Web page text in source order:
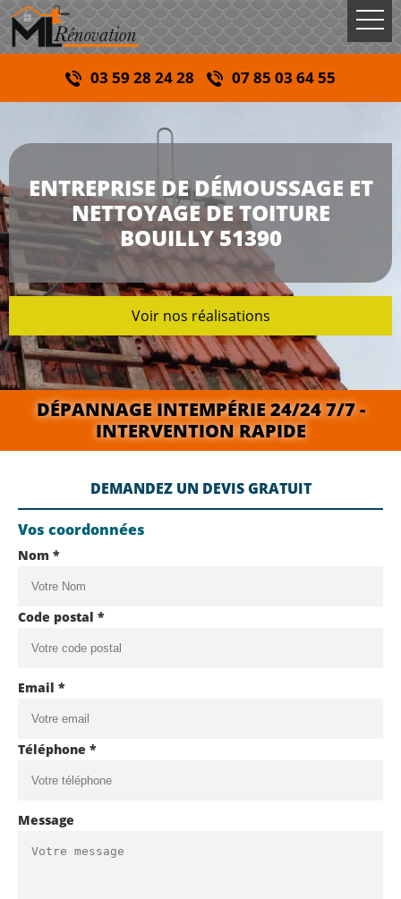
03 59 28 24 28 07 85 03 64 55
ENTREPRISE DE DÉMOUSSAGE ET
NETTOYAGE DE TOITURE
BOUILLY 51390
Voir nos réalisations
DÉPANNAGE INTEMPÉRIE 24/24 7/7 -
INTERVENTION RAPIDE
DEMANDEZ UN DEVIS GRATUIT
Vos coordonnées
Nom *
Code postal *
Email *
Téléphone *
Message